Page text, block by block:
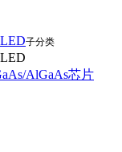
子分类
AlGaAs芯片